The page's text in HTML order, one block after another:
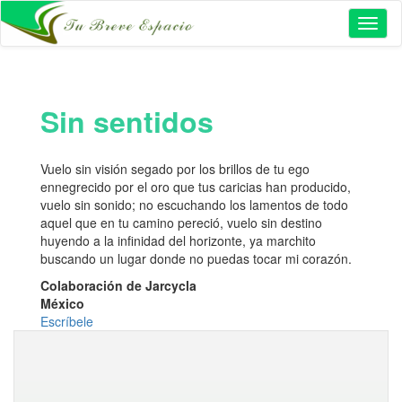
Sin sentidos
Vuelo sin visión segado por los brillos de tu ego
ennegrecido por el oro que tus caricias han producido,
vuelo sin sonido; no escuchando los lamentos de todo
aquel que en tu camino pereció, vuelo sin destino
huyendo a la infinidad del horizonte, ya marchito
buscando un lugar donde no puedas tocar mi corazón.
Colaboración de Jarcycla
México
Escríbele